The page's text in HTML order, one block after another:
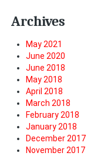
Archives
May 2021
June 2020
June 2018
May 2018
April 2018
March 2018
February 2018
January 2018
December 2017
November 2017